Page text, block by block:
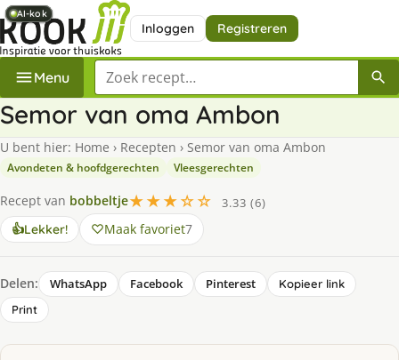
Inloggen Registreren
Menu Zoek een recept
Semor van oma Ambon
U bent hier: Home › Recepten › Semor van oma Ambon
Avondeten & hoofdgerechten Vleesgerechten
Recept van bobbeltje★★★☆☆
3.33 (6)
👍Lekker! Maak favoriet7
Delen: WhatsApp Facebook Pinterest
Kopieer link
Print
AI-kok
AI-kok
AI-kok
AI-kok
AI-kok